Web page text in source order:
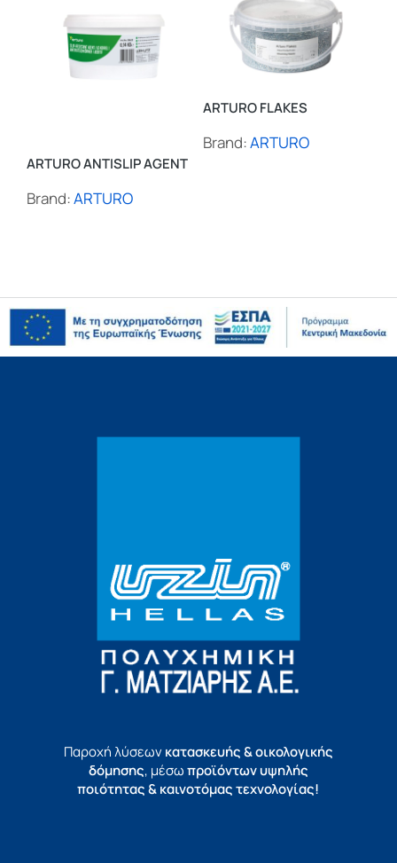
ARTURO ANTISLIP AGENT
Brand:ARTURO
ARTURO FLAKES
Brand:ARTURO
Παροχή λύσεωνκατασκευής & οικολογικής
δόμησης, μέσωπροϊόντων υψηλής
ποιότητας & καινοτόμας τεχνολογίας!